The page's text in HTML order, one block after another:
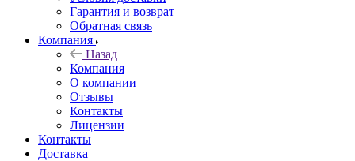
Гарантия и возврат
Обратная связь
Компания
Назад
Компания
О компании
Отзывы
Контакты
Лицензии
Контакты
Доставка